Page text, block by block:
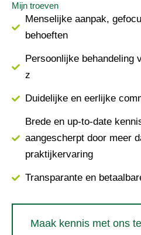
Mijn troeven
Menselijke aanpak,
behoeften
Persoonlijke behandeling
z
Duidelijke en eerlijke
Brede en up-to-date
aangescherpt door meer
praktijkervaring
Transparante en
Maak kennis met ons